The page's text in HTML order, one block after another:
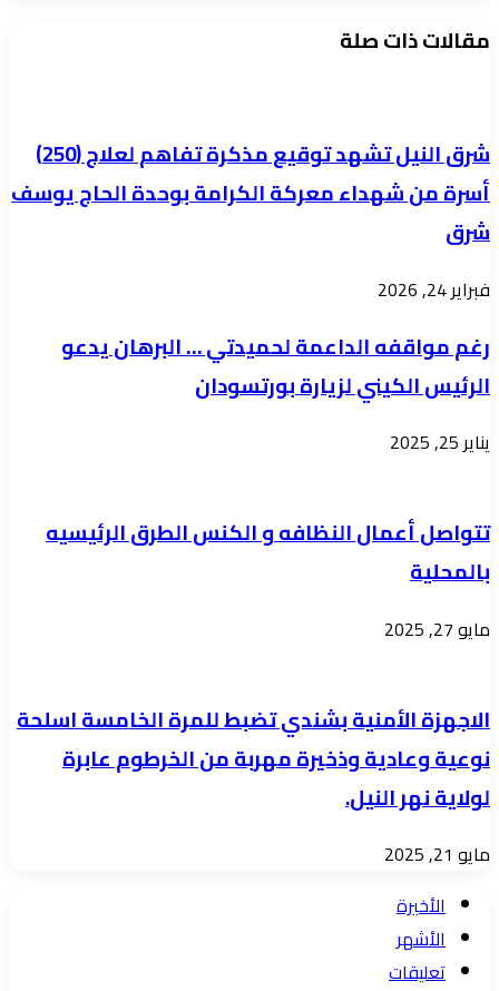
التي
شباب
السودان
الفريق
بتحسن
أداء
لجنتي
التعليم
وقطاع
الكهرباء
بولاية
الخرطوم
مقالات ذات صلة
شرق النيل تشهد توقيع مذكرة تفاهم لعلاج (250)
أسرة من شهداء معركة الكرامة بوحدة الحاج يوسف
شرق
فبراير 24, 2026
رغم مواقفه الداعمة لحميدتي … البرهان يدعو
الرئيس الكيني لزيارة بورتسودان
يناير 25, 2025
تتواصل أعمال النظافه و الكنس الطرق الرئيسيه
بالمحلية
مايو 27, 2025
الاجهزة الأمنية بشندي تضبط للمرة الخامسة اسلحة
نوعية وعادية وذخيرة مهربة من الخرطوم عابرة
لولاية نهر النيل.
مايو 21, 2025
الأخيرة
الأشهر
تعليقات